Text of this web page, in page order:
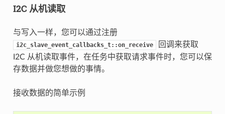
I2C 从机读取
与写入一样，您可以通过注册
i2c_slave_event_callbacks_t::on_receive
回调来获取
I2C 从机读取事件，在任务中获取请求事件时，您可以保
存数据并做您想做的事情。
接收数据的简单示例